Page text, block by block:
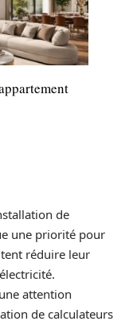
de
une priorité pour
réduire leur
attention
de calculateurs